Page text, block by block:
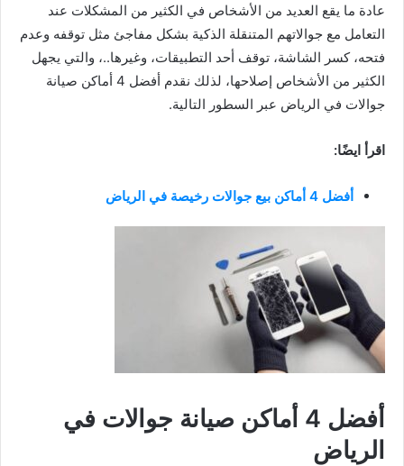
عادة ما يقع العديد من الأشخاص في الكثير من المشكلات عند
التعامل مع جوالاتهم المتنقلة الذكية بشكل مفاجئ مثل توقفه وعدم
فتحه، كسر الشاشة، توقف أحد التطبيقات، وغيرها..، والتي يجهل
الكثير من الأشخاص إصلاحها، لذلك نقدم أفضل 4 أماكن صيانة
جوالات في الرياض عبر السطور التالية.
اقرأ ايضًا:
أفضل 4 أماكن بيع جوالات رخيصة في الرياض
أفضل 4 أماكن صيانة جوالات في
الرياض